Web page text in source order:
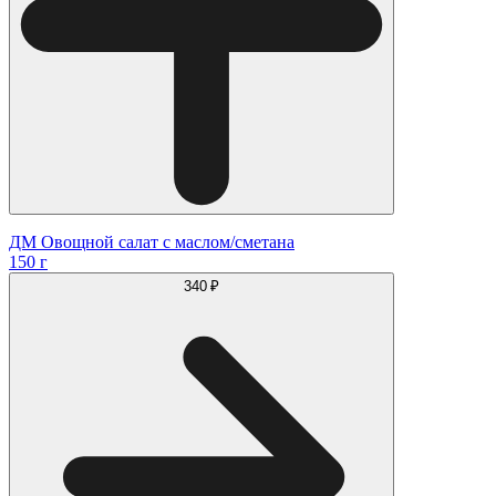
ДМ Овощной салат с маслом/сметана
150 г
340 ₽